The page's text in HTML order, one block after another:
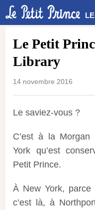
Le Petit
Library
14 novembre 2016
Le saviez-vous ?
C’est à la
York qu’est
Petit Prince.
À New York,
c’est là, à